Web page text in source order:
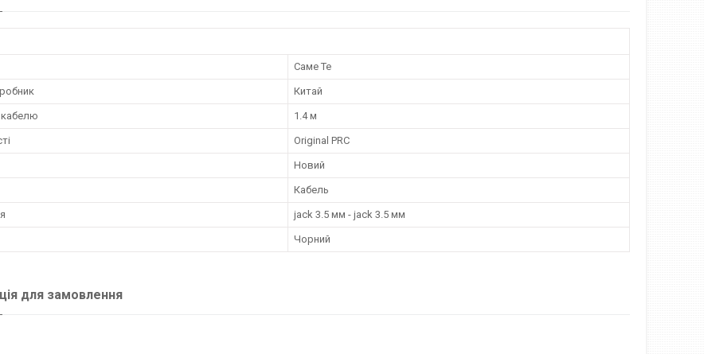
Саме Те
Китай
1.4 м
Original PRC
Новий
Кабель
jack 3.5 мм - jack 3.5 мм
Чорний
для замовлення